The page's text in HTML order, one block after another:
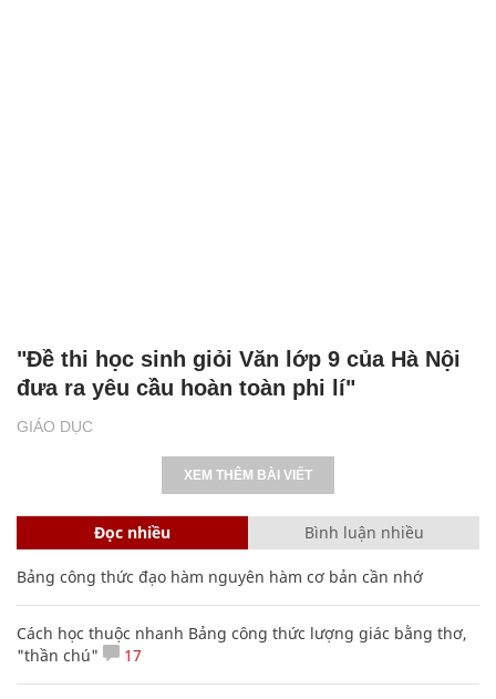
GIÁO DỤC
"Đề thi học sinh giỏi Văn lớp 9 của Hà Nội
đưa ra yêu cầu hoàn toàn phi lí"
XEM THÊM BÀI VIẾT
Đọc nhiều Bình luận nhiều
Bảng công thức đạo hàm nguyên hàm cơ bản cần nhớ
Cách học thuộc nhanh Bảng công thức lượng giác bằng thơ,
"thần chú"
17